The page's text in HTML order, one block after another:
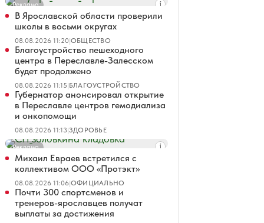
Реклама
В Ярославской области проверили
школы в восьми округах
08.08.2026 11:20|ОБЩЕСТВО
Благоустройство пешеходного
центра в Переславле-Залесском
будет продолжено
08.08.2026 11:15|БЛАГОУСТРОЙСТВО
Губернатор анонсировал открытие
в Переславле центров гемодиализа
и онкопомощи
08.08.2026 11:13|ЗДОРОВЬЕ
Реклама
Михаил Евраев встретился с
коллективом ООО «Протэкт»
08.08.2026 11:06|ОФИЦИАЛЬНО
Почти 300 спортсменов и
тренеров-ярославцев получат
выплаты за достижения